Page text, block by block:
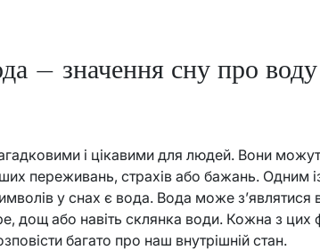
– значення сну про воду
і цікавими для людей. Вони
переживань, страхів або бажань. Одним
у снах є вода. Вода може з’являтися
дощ або навіть склянка води. Кожна з
багато про наш внутрішній стан.